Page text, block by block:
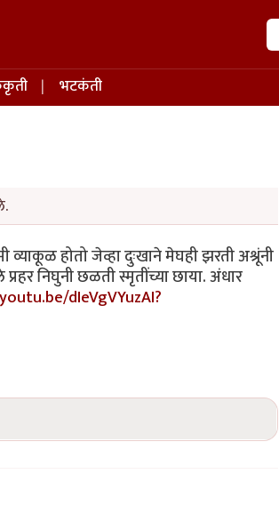
शोध
भटकंती
होतो जेव्हा दुःखाने मेघही झरती अश्रूंनी
निघुनी छळती स्मृतींच्या छाया. अंधार
dIeVgVYuzAI?